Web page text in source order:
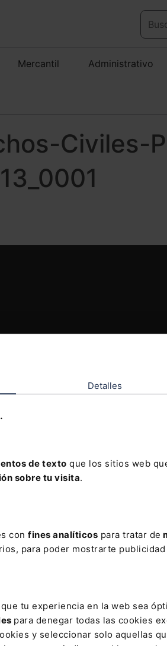
Detalles
de texto que los sitios web
sobre tu visita.
con fines analíticos para tratar de
para poder mostrarte
tu experiencia en la web sea
para denegar todas las cookies
y seleccionar solo aquellas
Mercantil Administrativo
Civiles-